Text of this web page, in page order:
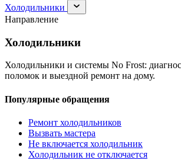
Холодильники
Раскрыть
раздел
Направление
Холодильники
Холодильники и системы No Frost:
поломок и выездной ремонт на дому.
Популярные обращения
Ремонт холодильников
Вызвать мастера
Не включается холодильник
Холодильник не отключается